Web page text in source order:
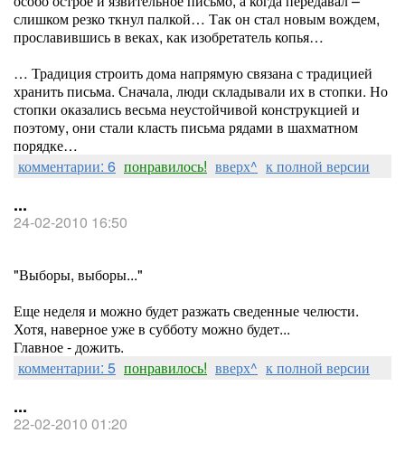
слишком резко ткнул палкой… Так он стал новым вождем,
прославившись в веках, как изобретатель копья…
… Традиция строить дома напрямую связана с традицией
хранить письма. Сначала, люди складывали их в стопки. Но
стопки оказались весьма неустойчивой конструкцией и
поэтому, они стали класть письма рядами в шахматном
порядке…
комментарии: 6 понравилось! вверх^ к полной версии
...
24-02-2010 16:50
"Выборы, выборы..."
Еще неделя и можно будет разжать сведенные челюсти.
Хотя, наверное уже в субботу можно будет...
Главное - дожить.
комментарии: 5 понравилось! вверх^ к полной версии
...
22-02-2010 01:20